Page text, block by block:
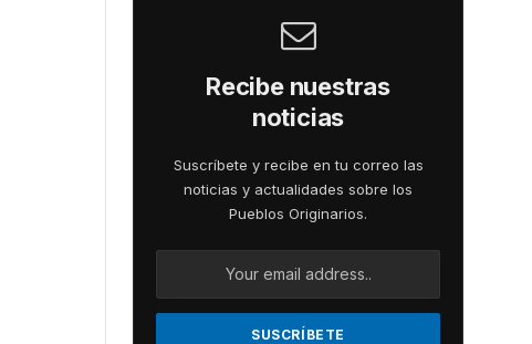
Recibe nuestras
noticias
Suscríbete y recibe en tu correo las
noticias y actualidades sobre los
Pueblos Originarios.